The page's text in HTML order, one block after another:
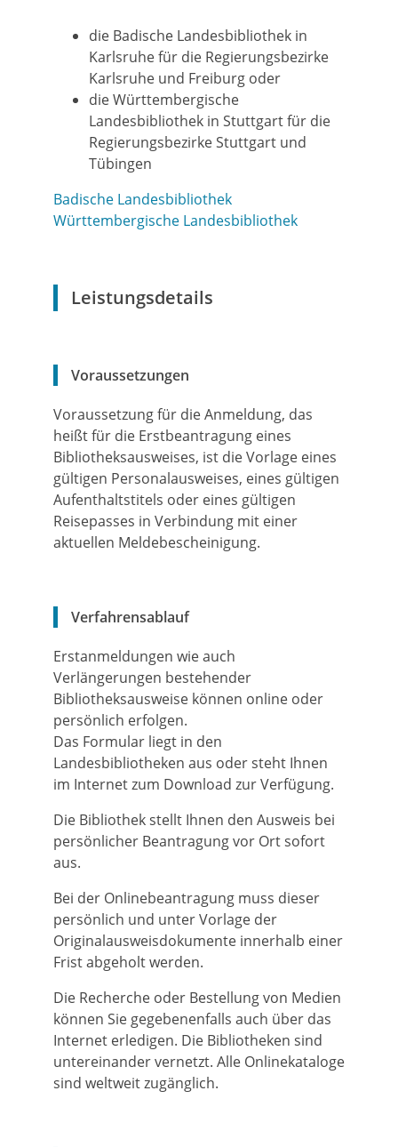
die Badische Landesbibliothek in
Karlsruhe für die Regierungsbezirke
Karlsruhe und Freiburg oder
die Württembergische
Landesbibliothek in Stuttgart für die
Regierungsbezirke Stuttgart und
Tübingen
Badische Landesbibliothek
Württembergische Landesbibliothek
Leistungsdetails
Voraussetzungen
Voraussetzung für die Anmeldung, das
heißt für die Erstbeantragung eines
Bibliotheksausweises, ist die Vorlage eines
gültigen Personalausweises, eines gültigen
Aufenthaltstitels oder eines gültigen
Reisepasses in Verbindung mit einer
aktuellen Meldebescheinigung.
Verfahrensablauf
Erstanmeldungen wie auch
Verlängerungen bestehender
Bibliotheksausweise können online oder
persönlich erfolgen.
Das Formular liegt in den
Landesbibliotheken aus odersteht Ihnen
im Internetzum Download zur Verfügung.
Die Bibliothek stellt Ihnen den Ausweis bei
persönlicher Beantragung vor Ort sofort
aus.
Bei der Onlinebeantragung muss dieser
persönlich und unter Vorlage der
Originalausweisdokumente innerhalb einer
Frist abgeholt werden.
Die Recherche oder Bestellung von Medien
können Sie gegebenenfalls auch über das
Internet erledigen. Die Bibliotheken sind
untereinander vernetzt. Alle Onlinekataloge
sind weltweit zugänglich.